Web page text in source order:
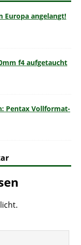
Europa angelangt!
f4 aufgetaucht
Pentax Vollformat-